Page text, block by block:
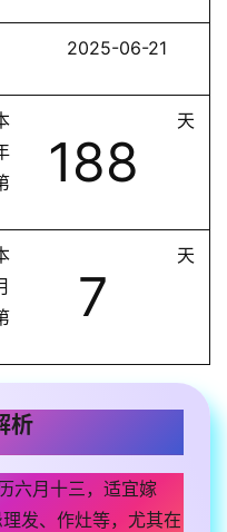
2025-06-21
188
天
7
天
析
六月十三，适宜嫁
发、作灶等，尤其在